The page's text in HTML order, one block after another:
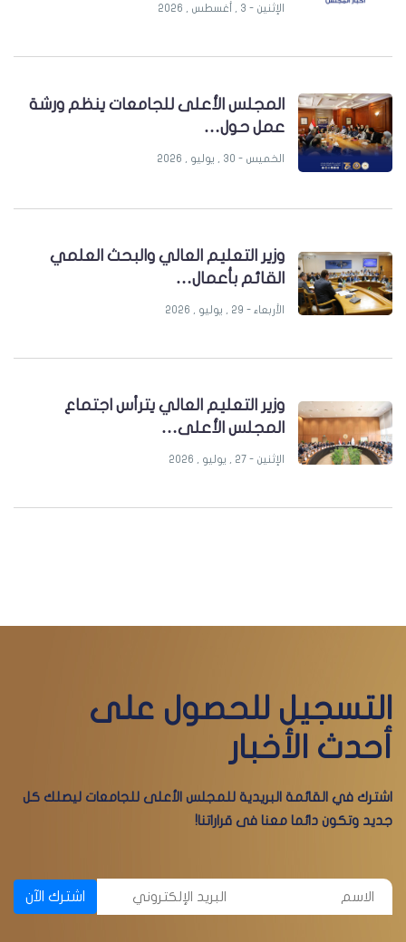
الإثنين - 3 , أغسطس , 2026
المجلس الأعلى للجامعات ينظم ورشة
عمل حول…
الخميس - 30 , يوليو , 2026
وزير التعليم العالي والبحث العلمي
القائم بأعمال…
الأربعاء - 29 , يوليو , 2026
وزير التعليم العالي يترأس اجتماع
المجلس الأعلى…
الإثنين - 27 , يوليو , 2026
التسجيل للحصول على
أحدث الأخبار
اشترك في القائمة البريدية للمجلس الأعلى للجامعات ليصلك كل
جديد وتكون دائما معنا فى قراراتنا!
اشترك الآن